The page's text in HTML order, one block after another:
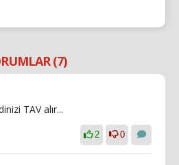
(7)
TAV alır...
2 0